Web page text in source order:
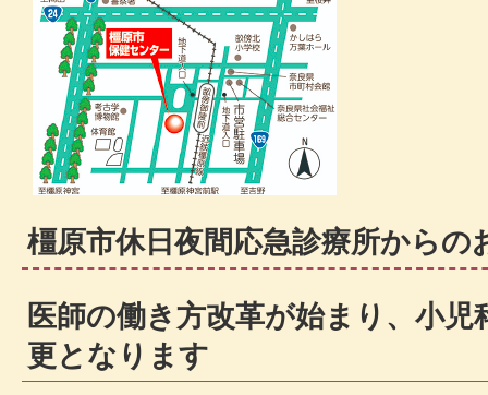
橿原市休日夜間応急診療所からの
医師の働き方改革が始まり、小
更となります